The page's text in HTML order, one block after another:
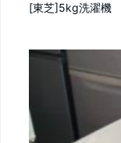
[東芝]5kg洗濯機